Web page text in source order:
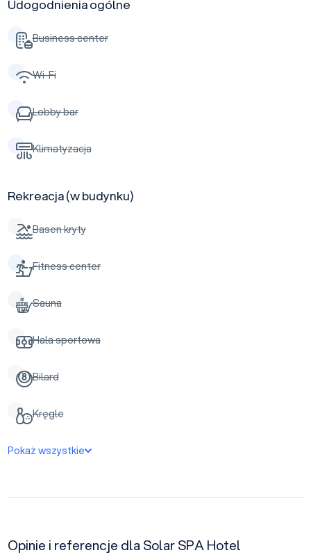
Udogodnienia ogólne
Business center
Wi-Fi
Lobby bar
Klimatyzacja
Rekreacja (w budynku)
Basen kryty
Fitness center
Sauna
Hala sportowa
Bilard
Kręgle
Pokaż wszystkie
Opinie i referencje dla Solar SPA Hotel